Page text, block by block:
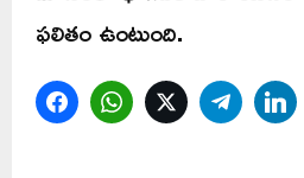
ఫలితం ఉంటుంది.
FacebookWhatsAppTwitter